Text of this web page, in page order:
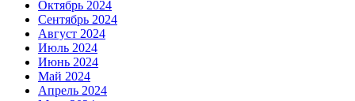
Октябрь 2024
Сентябрь 2024
Август 2024
Июль 2024
Июнь 2024
Май 2024
Апрель 2024